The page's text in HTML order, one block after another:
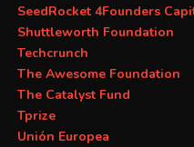
SeedRocket 4Founders
Shuttleworth Foundation
Techcrunch
The Awesome Foundation
The Catalyst Fund
Tprize
Unión Europea